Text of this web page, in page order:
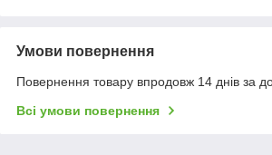
Умови повернення
Повернення товару впродовж 14 днів за
Всі умови повернення